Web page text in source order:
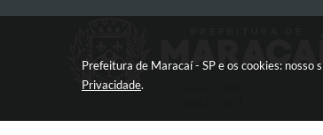
Prefeitura de Maracaí - SP e os cookies: nosso
Privacidade.